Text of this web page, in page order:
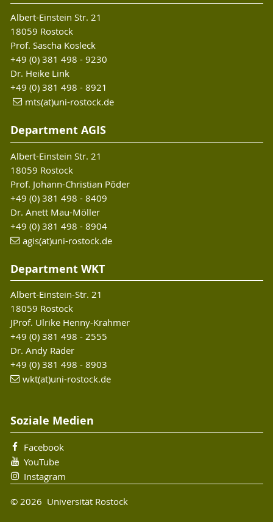
Albert-Einstein Str. 21
18059 Rostock
Prof. Sascha Kosleck
+49 (0) 381 498 - 9230
Dr. Heike Link
+49 (0) 381 498 - 8921
mts(at)uni-rostock.de
Department AGIS
Albert-Einstein Str. 21
18059 Rostock
Prof. Johann-Christian Põder
+49 (0) 381 498 - 8409
Dr. Anett Mau-Möller
+49 (0) 381 498 - 8904
agis(at)uni-rostock.de
Department WKT
Albert-Einstein-Str. 21
18059 Rostock
JProf. Ulrike Henny-Krahmer
+49 (0) 381 498 - 2555
Dr. Andy Räder
+49 (0) 381 498 - 8903
wkt(at)uni-rostock.de
Soziale Medien
Facebook
YouTube
Instagram
© 2026 Universität Rostock